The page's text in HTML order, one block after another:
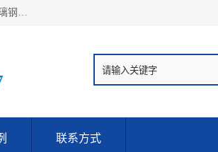
江阴市翔鼎复合材料有限公司,位于美丽富饶的中国经济百强县第一县级市的-江苏省江阴市，是一家专精于玻璃钢格栅、玻璃钢新材料,镀锌钢格板，机械设备生产制造及研发的科技型企业；公司产品已销往了世界多个国家和地区，公司人决心加倍努力愿与广大社会同仁精诚合作共创辉煌！
联系方式